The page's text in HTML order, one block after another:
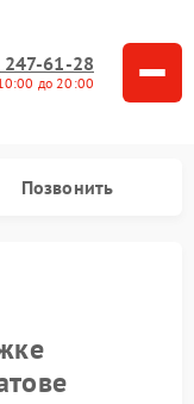
247-61-28
до 20:00
Позвонить